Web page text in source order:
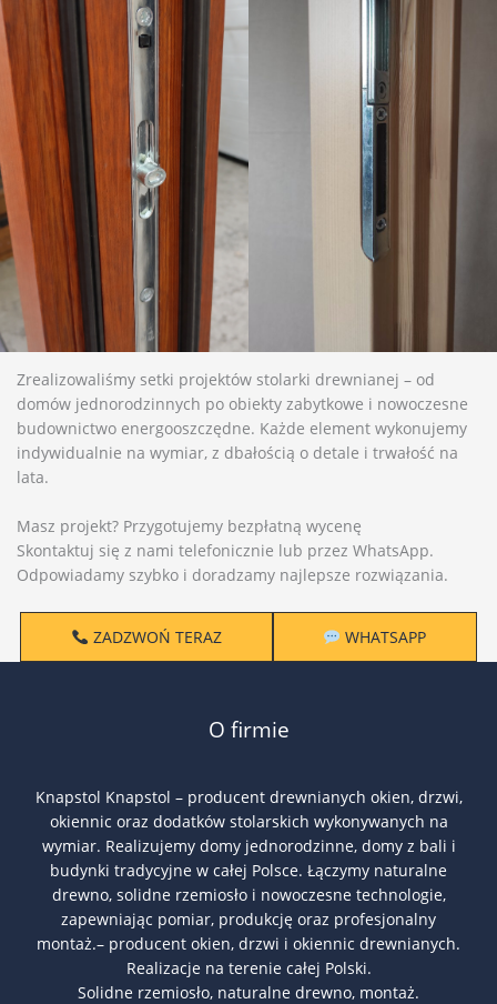
Zrealizowaliśmy setki projektów stolarki drewnianej – od
domów jednorodzinnych po obiekty zabytkowe i nowoczesne
budownictwo energooszczędne. Każde element wykonujemy
indywidualnie na wymiar, z dbałością o detale i trwałość na
lata.
Masz projekt? Przygotujemy bezpłatną wycenę
Skontaktuj się z nami telefonicznie lub przez WhatsApp.
Odpowiadamy szybko i doradzamy najlepsze rozwiązania.
ZADZWOŃ TERAZ WHATSAPP
O firmie
Knapstol Knapstol – producent drewnianych okien, drzwi,
okiennic oraz dodatków stolarskich wykonywanych na
wymiar. Realizujemy domy jednorodzinne, domy z bali i
budynki tradycyjne w całej Polsce. Łączymy naturalne
drewno, solidne rzemiosło i nowoczesne technologie,
zapewniając pomiar, produkcję oraz profesjonalny
montaż.– producent okien, drzwi i okiennic drewnianych.
Realizacje na terenie całej Polski.
Solidne rzemiosło, naturalne drewno, montaż.